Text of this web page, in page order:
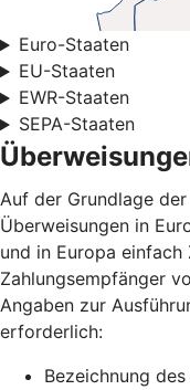
Euro-Staaten
EU-Staaten
EWR-Staaten
SEPA-Staaten
Auf der Grundlage
Überweisungen in
und in Europa einfach
Zahlungsempfänger
Angaben zur
erforderlich:
Bezeichnung